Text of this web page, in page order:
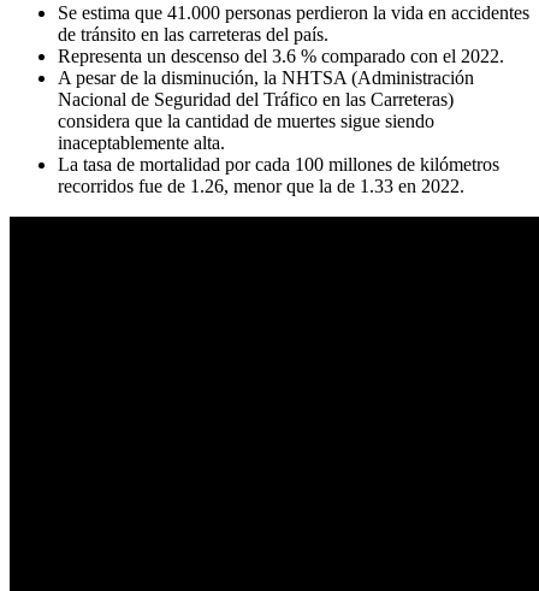
Se estima que 41.000 personas perdieron la vida en accidentes
de tránsito en las carreteras del país.
Representa un descenso del 3.6 % comparado con el 2022.
A pesar de la disminución, la NHTSA (Administración
Nacional de Seguridad del Tráfico en las Carreteras)
considera que la cantidad de muertes sigue siendo
inaceptablemente alta.
La tasa de mortalidad por cada 100 millones de kilómetros
recorridos fue de 1.26, menor que la de 1.33 en 2022.